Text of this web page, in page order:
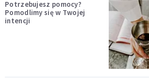
Potrzebujesz pomocy?
Pomodlimy się w Twojej
intencji